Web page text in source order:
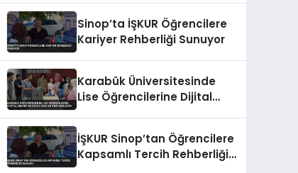
Sinop’ta İŞKUR Öğrencilere
Kariyer Rehberliği Sunuyor
Karabük Üniversitesinde
Lise Öğrencilerine Dijital
İŞKUR Sinop’tan Öğrencilere
Kapsamlı Tercih Rehberliği